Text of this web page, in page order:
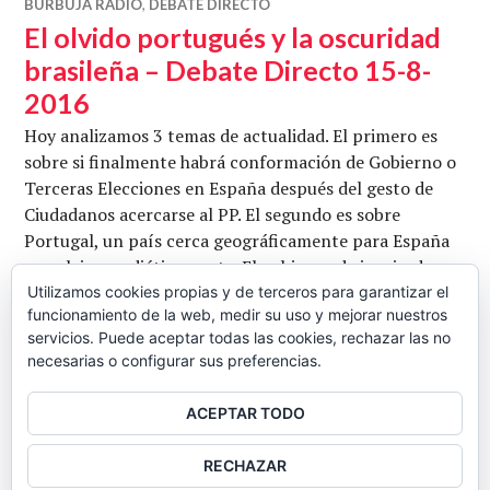
BURBUJA RADIO, DEBATE DIRECTO
El olvido portugués y la oscuridad
brasileña – Debate Directo 15-8-
2016
Hoy analizamos 3 temas de actualidad. El primero es
sobre si finalmente habrá conformación de Gobierno o
Terceras Elecciones en España después del gesto de
Ciudadanos acercarse al PP. El segundo es sobre
Portugal, un país cerca geográficamente para España
pero lejos mediáticamente. El gobierno de izquierdas
está teniendo sus debates internos para llevar a cabo
medidas de antiausteridad. ¿Le dejarán los poderes
financieros de …Seguir leyendoEl olvido portugués y la
BARRA
LATERAL
Utilizamos cookies propias y de terceros para garantizar el
funcionamiento de la web, medir su uso y mejorar nuestros
servicios. Puede aceptar todas las cookies, rechazar las no
necesarias o configurar sus preferencias.
ACEPTAR TODO
RECHAZAR